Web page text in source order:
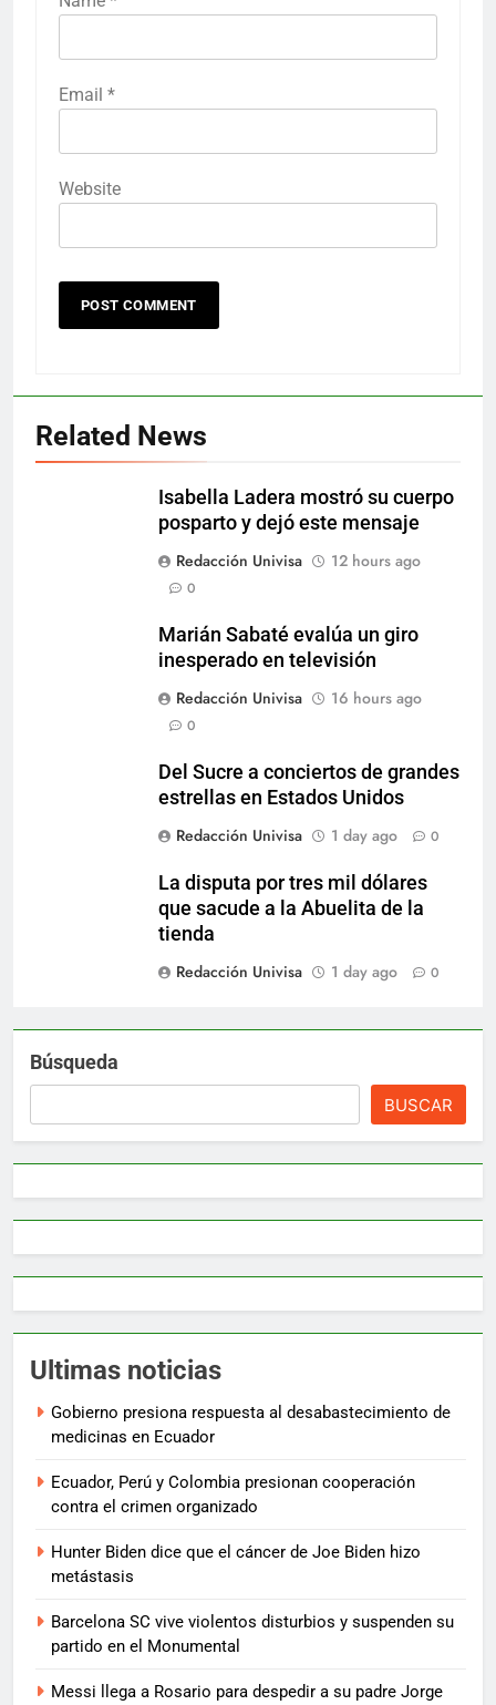
Email *
Website
Related News
Isabella Ladera mostró su cuerpo
posparto y dejó este mensaje
Redacción Univisa
12 hours ago
0
Marián Sabaté evalúa un giro
inesperado en televisión
Redacción Univisa
16 hours ago
0
Del Sucre a conciertos de grandes
estrellas en Estados Unidos
Redacción Univisa
1 day ago 0
La disputa por tres mil dólares
que sacude a la Abuelita de la
tienda
Redacción Univisa
1 day ago 0
Búsqueda
BUSCAR
Ultimas noticias
Gobierno presiona respuesta al desabastecimiento de
medicinas en Ecuador
Ecuador, Perú y Colombia presionan cooperación
contra el crimen organizado
Hunter Biden dice que el cáncer de Joe Biden hizo
metástasis
Barcelona SC vive violentos disturbios y suspenden su
partido en el Monumental
Messi llega a Rosario para despedir a su padre Jorge